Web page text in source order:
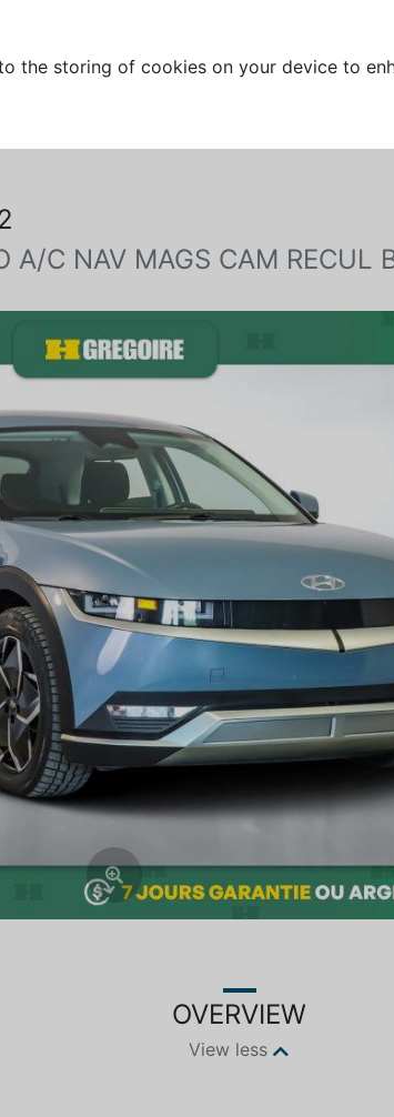
the storing of cookies on your device to
A/C NAV MAGS CAM RECUL
OVERVIEW
View less